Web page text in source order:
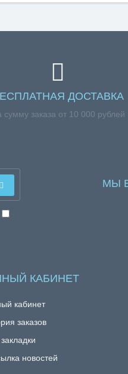
ДОСТАВКА
сумму заказа от 10 000 рублей
МЫ
КАБИНЕТ
кабинет
заказов
новостей